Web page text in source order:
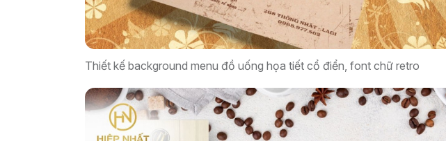
Thiết kế background menu đồ uống họa tiết cổ điển, font chữ retro